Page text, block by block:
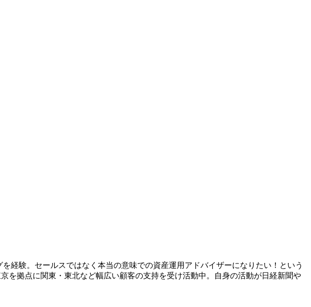
経験。セールスではなく本当の意味での資産運用アドバイザーになりたい！という
を拠点に関東・東北など幅広い顧客の支持を受け活動中。自身の活動が日経新聞や